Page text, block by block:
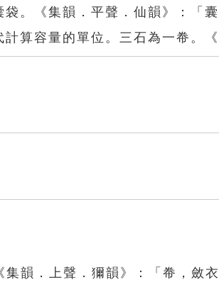
。《集韻．平聲．仙韻》：「囊
算容量的單位。三石為一帣。
集韻．上聲．獮韻》：「帣，斂